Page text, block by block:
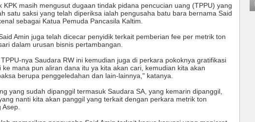
KPK masih mengusut dugaan tindak pidana pencucian uang (TPPU) yang
satu saksi yang telah diperiksa ialah pengusaha batu bara bernama Said
sebagai Katua Pemuda Pancasila Kaltim.
Amin juga telah dicecar penyidik terkait pemberian fee per metrik ton
dalam urusan bisnis pertambangan.
nya Saudara RW ini kemudian juga di perkara pokoknya gratifikasi
ke mana pun aliran dana itu ya kita akan cari, kemudian kita akan
berupa penggeledahan dan lain-lainnya," katanya.
yang sudah dipanggil termasuk Saudara SA, yang kemarin dipanggil,
nanti kita akan panggil yang terkait dengan perkara metrik ton